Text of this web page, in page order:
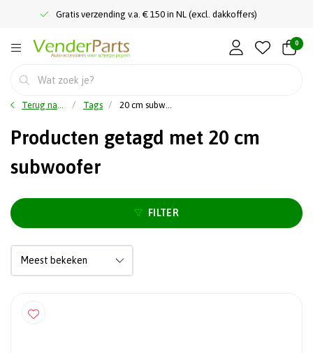
Gratis verzending v.a. € 150 in NL (excl. dakkoffers)
0
Terug naar home Tags 20 cm subwoofer
Producten getagd met 20 cm
subwoofer
FILTER